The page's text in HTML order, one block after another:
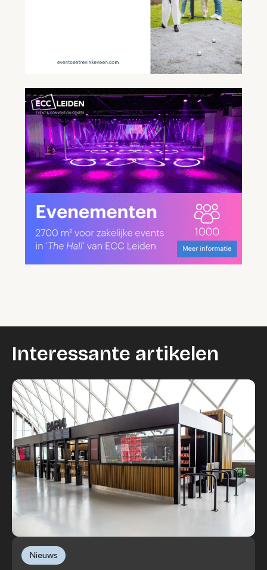
Interessante artikelen
Nieuws